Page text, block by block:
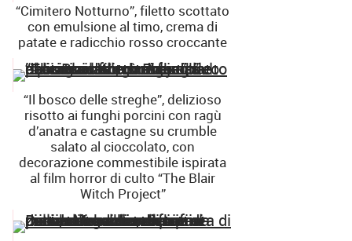
“Cimitero Notturno”, filetto scottato
con emulsione al timo, crema di
patate e radicchio rosso croccante
“Il bosco delle streghe”, delizioso
risotto ai funghi porcini con ragù
d’anatra e castagne su crumble
salato al cioccolato, con
decorazione commestibile ispirata
al film horror di culto “The Blair
Witch Project”